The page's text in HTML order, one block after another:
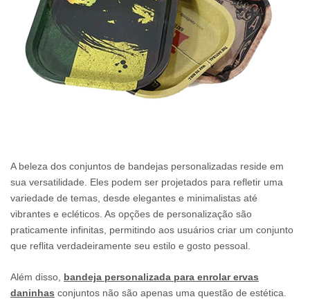
A beleza dos conjuntos de bandejas personalizadas reside em
sua versatilidade. Eles podem ser projetados para refletir uma
variedade de temas, desde elegantes e minimalistas até
vibrantes e ecléticos. As opções de personalização são
praticamente infinitas, permitindo aos usuários criar um conjunto
que reflita verdadeiramente seu estilo e gosto pessoal.
Além disso, bandeja personalizada para enrolar ervas
daninhas conjuntos não são apenas uma questão de estética.